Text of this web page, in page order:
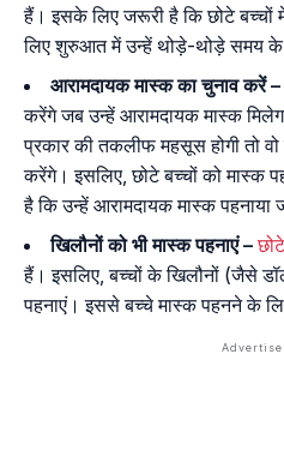
हैं। इसके लिए जरूरी है कि छोटे
लिए शुरुआत में उन्हें थोड़े-थोड़े समय के
आरामदायक मास्क का चुनाव करें –
करेंगे जब उन्हें आरामदायक मास्क
प्रकार की तकलीफ महसूस होगी तो वो
करेंगे। इसलिए, छोटे बच्चों को मास्क
है कि उन्हें आरामदायक मास्क पहनाया
खिलौनों को भी मास्क पहनाएं –
हैं। इसलिए, बच्चों के खिलौनों (जैसे
पहनाएं। इससे बच्चे मास्क पहनने के लिए